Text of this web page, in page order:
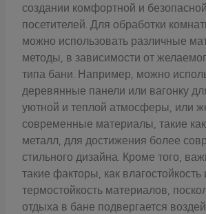
создании комфортной и
посетителей. Для обработки
можно использовать различные
методы, в зависимости от
типа бани. Например, можно
деревянные панели или вагонку
уютной и теплой атмосферы, или
современные материалы, такие
металл, для достижения более
стильного дизайна. Кроме того,
такие факторы, как влагостойкость
термостойкость материалов,
отдыха в бане подвергается